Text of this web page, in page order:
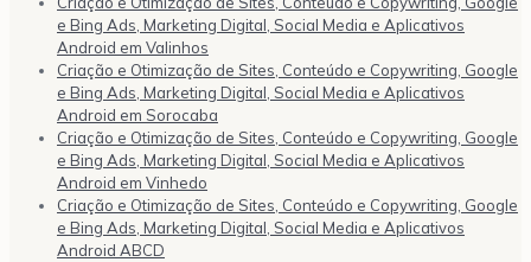
e Bing Ads, Marketing Digital, Social Media e Aplicativos
Android em Valinhos
Criação e Otimização de Sites, Conteúdo e Copywriting, Google
e Bing Ads, Marketing Digital, Social Media e Aplicativos
Android em Sorocaba
Criação e Otimização de Sites, Conteúdo e Copywriting, Google
e Bing Ads, Marketing Digital, Social Media e Aplicativos
Android em Vinhedo
Criação e Otimização de Sites, Conteúdo e Copywriting, Google
e Bing Ads, Marketing Digital, Social Media e Aplicativos
Android ABCD